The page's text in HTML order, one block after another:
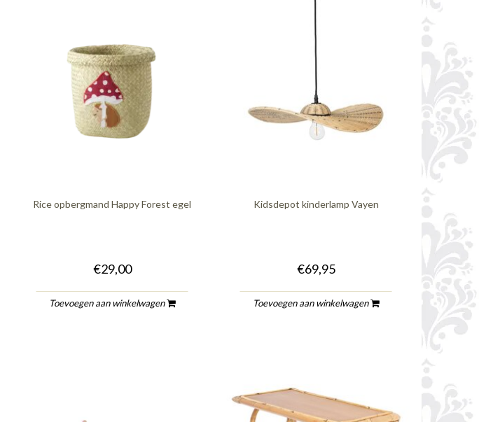
Rice opbergmand Happy Forest egel
€29,00
Toevoegen aan winkelwagen
Kidsdepot kinderlamp Vayen
€69,95
Toevoegen aan winkelwagen